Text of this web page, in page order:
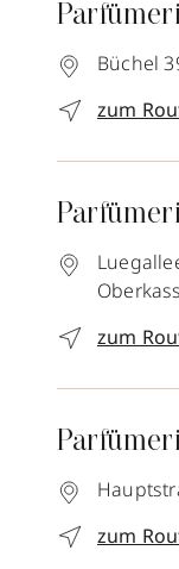
Büchel
zum
zum
zum